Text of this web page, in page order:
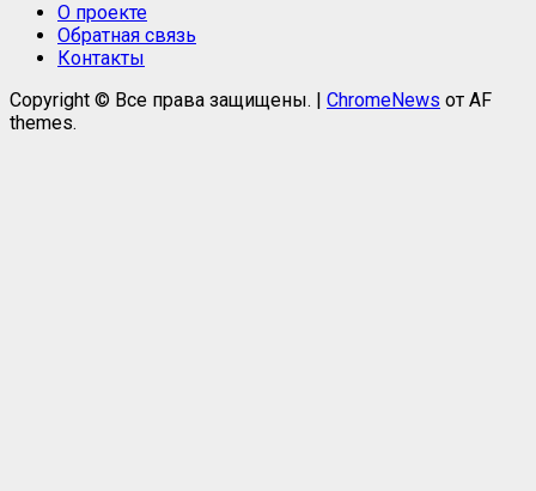
О проекте
Обратная связь
Контакты
Copyright © Все права защищены.
ChromeNews от AF
themes.